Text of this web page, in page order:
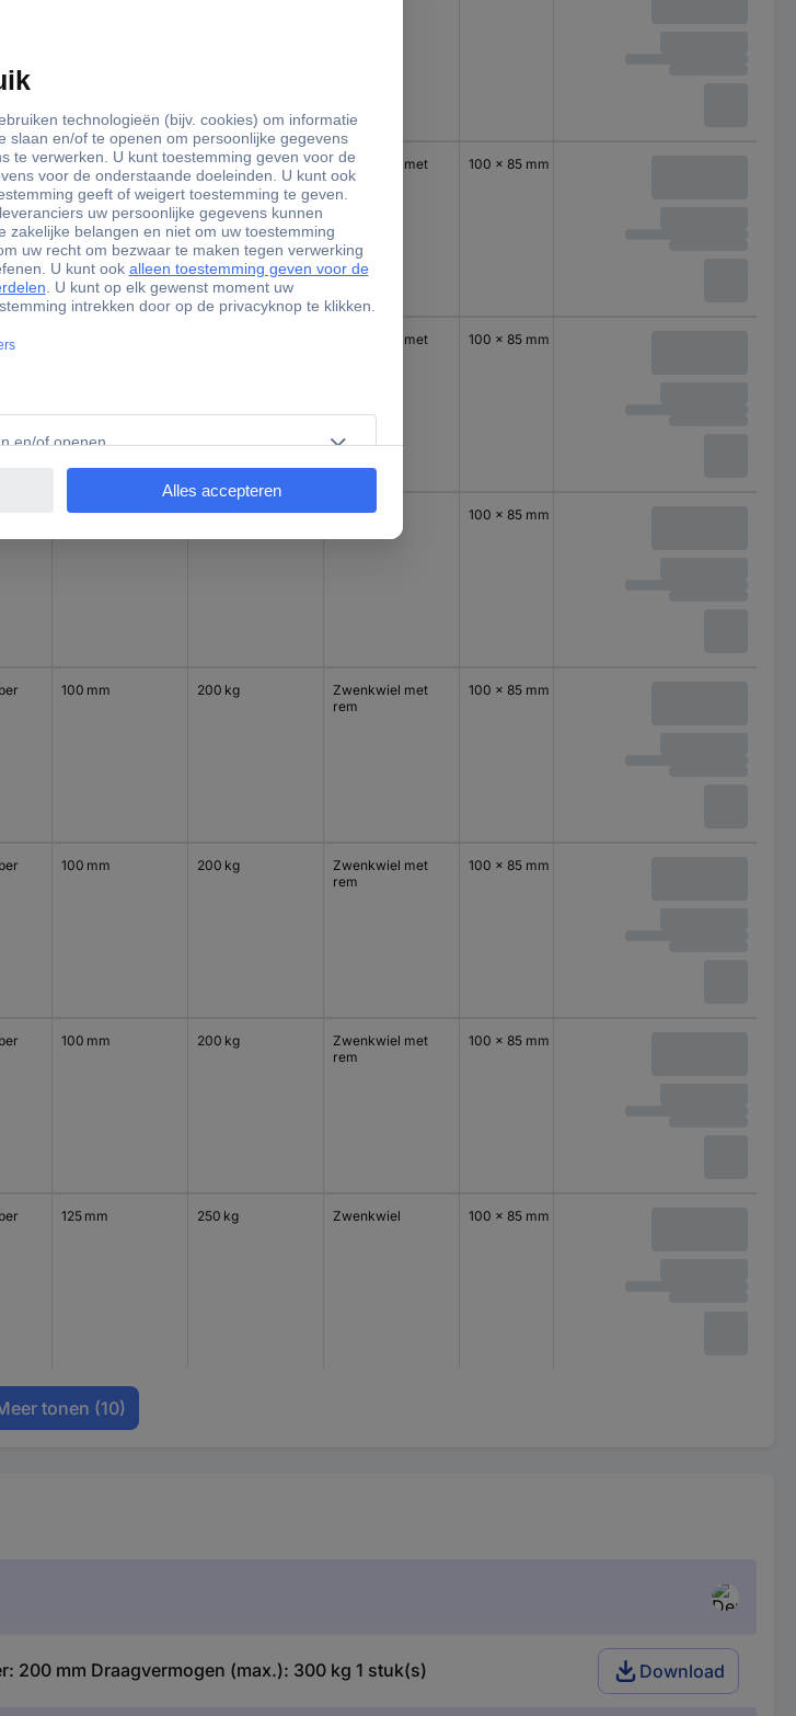
100 mm 200 kg
Zwenkwiel met
rem
100 x 85 mm
Zwenkwiel met
100 x 85 mm
100 mm 200 kg Zwenkwiel 100 x 85 mm
100 mm 200 kg
Zwenkwiel met
rem
100 x 85 mm
100 mm 200 kg
Zwenkwiel met
rem
100 x 85 mm
100 mm 200 kg
Zwenkwiel met
rem
100 x 85 mm
125 mm 250 kg Zwenkwiel 100 x 85 mm
tonen (10)
200 mm Draagvermogen (max.): 300 kg 1 stuk(s) Download